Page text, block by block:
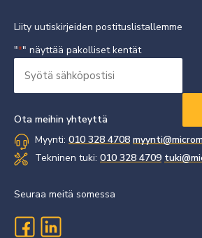
Liity uutiskirjeiden postituslistallemme
"*" näyttää pakolliset kentät
sähköpostisi
Ota meihin yhteyttä
Myynti: 010 328 4708
Tekninen tuki: 010 328 4709
Seuraa meitä somessa